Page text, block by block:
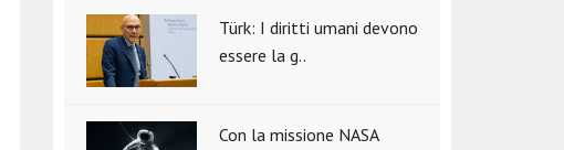
Türk: I diritti umani devono
essere la g..
Con la missione NASA